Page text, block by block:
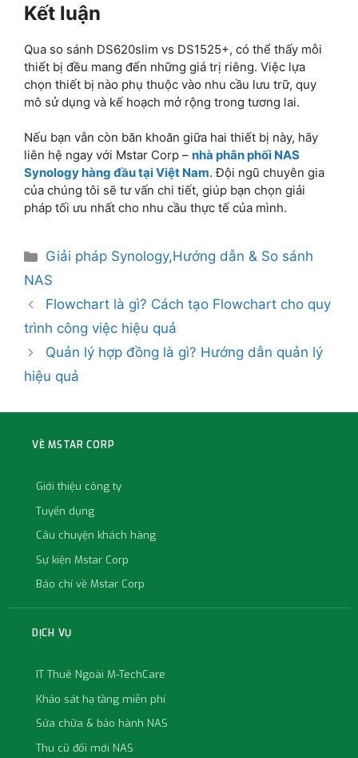
Kết luận
Qua so sánh DS620slim vs DS1525+, có thể thấy mỗi
thiết bị đều mang đến những giá trị riêng. Việc lựa
chọn thiết bị nào phụ thuộc vào nhu cầu lưu trữ, quy
mô sử dụng và kế hoạch mở rộng trong tương lai.
Nếu bạn vẫn còn băn khoăn giữa hai thiết bị này, hãy
liên hệ ngay với Mstar Corp – nhà phân phối NAS
Synology hàng đầu tại Việt Nam. Đội ngũ chuyên gia
của chúng tôi sẽ tư vấn chi tiết, giúp bạn chọn giải
pháp tối ưu nhất cho nhu cầu thực tế của mình.
Giải pháp Synology,Hướng dẫn & So sánh
NAS
Flowchart là gì? Cách tạo Flowchart cho quy
trình công việc hiệu quả
Quản lý hợp đồng là gì? Hướng dẫn quản lý
hiệu quả
VỀ MSTAR CORP
Giới thiệu công ty
Tuyển dụng
Câu chuyện khách hàng
Sự kiện Mstar Corp
Báo chí về Mstar Corp
DỊCH VỤ
IT Thuê Ngoài M-TechCare
Khảo sát hạ tầng miễn phí
Sửa chữa & bảo hành NAS
Thu cũ đổi mới NAS